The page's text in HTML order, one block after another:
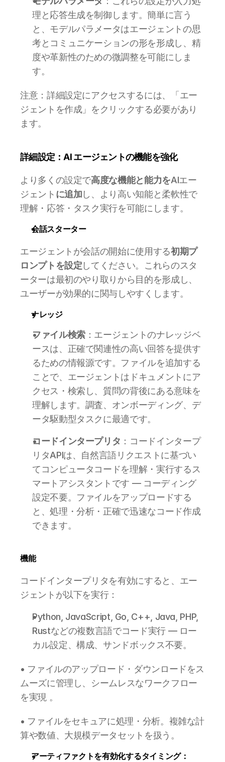
理と応答生成を制御します。簡単に言う
と、モデルパラメータはエージェントの思
考とコミュニケーションの形を形成し、精
度や革新性のための微調整を可能にしま
す。
注意：詳細設定にアクセスするには、「エー
ジェントを作成」をクリックする必要があり
ます。
詳細設定：AI エージェントの機能を強化
より多くの設定で高度な機能と能力をAIエー
ジェント に追加し、より高い知能と柔軟性で
理解・応答・タスク実行を可能にします。
会話スターター
エージェントが会話の開始に使用する初期プ
ロンプトを設定してください。これらのスタ
ーターは最初のやり取りから目的を形成し、
ユーザーが効果的に関与しやすくします。
ナレッジ
ファイル検索：エージェントのナレッジベ
ースは、正確で関連性の高い回答を提供す
るための情報源です。ファイルを追加する
ことで、エージェントはドキュメントにア
クセス・検索し、質問の背後にある意味を
理解します。調査、オンボーディング、デ
ータ駆動型タスクに最適です。
コードインタープリタ ：コードインタープ
リタAPIは、自然言語リクエストに基づい
てコンピュータコードを理解・実行するス
マートアシスタントです — コーディング
設定不要。ファイルをアップロードする
と、処理・分析・正確で迅速なコード作成
できます。
機能
コードインタープリタを有効にすると、エー
ジェントが以下を実行：
Python, JavaScript, Go, C++, Java, PHP,
Rustなどの複数言語でコード実行 — ロー
カル設定、構成、サンドボックス不要。
• ファイルのアップロード・ダウンロードをス
ムーズに管理し、シームレスなワークフロー
を実現 。
• ファイルをセキュアに処理・分析。複雑な計
算や数値、大規模データセットを扱う。
アーティファクトを有効化するタイミング：